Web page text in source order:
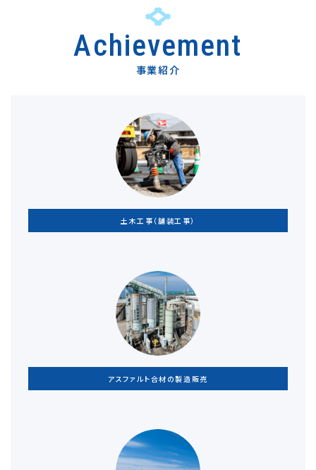
Achievement
事業紹介
土木工事（舗装工事）
アスファルト合材の製造販売